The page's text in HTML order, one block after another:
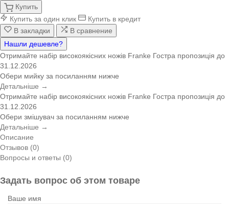
Купить
Купить за один клик
Купить в кредит
В закладки
В сравнение
Нашли дешевле?
Отримайте набір високоякісних ножів Franke Гостра пропозиція до
31.12.2026
Обери мийку за посиланням нижче
Детальніше →
Отримайте набір високоякісних ножів Franke Гостра пропозиція до
31.12.2026
Обери змішувач за посиланням нижче
Детальніше →
Описание
Отзывов (0)
Вопросы и ответы (0)
Задать вопрос об этом товаре
Ваше имя